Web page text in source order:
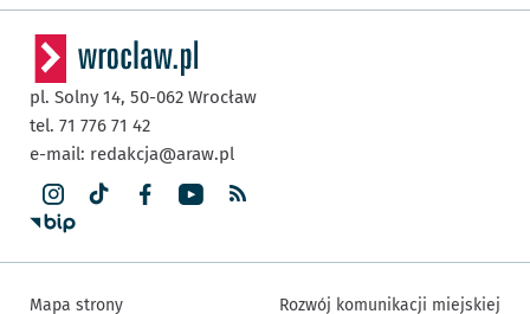
pl. Solny 14, 50-062 Wrocław
tel. 71 776 71 42
e-mail: redakcja@araw.pl
Mapa strony Rozwój komunikacji miejskiej